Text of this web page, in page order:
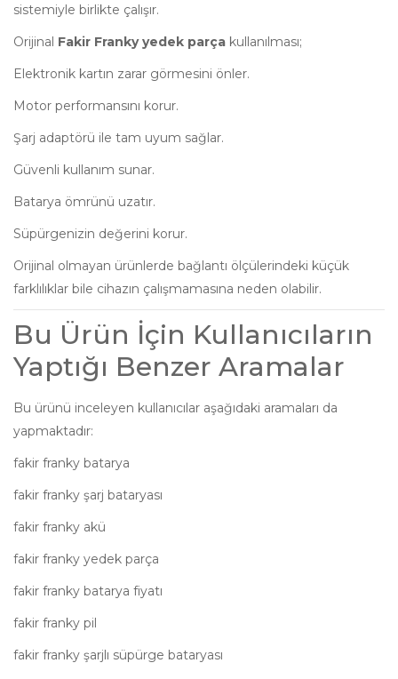
sistemiyle birlikte çalışır.
Orijinal Fakir Franky yedek parça kullanılması;
Elektronik kartın zarar görmesini önler.
Motor performansını korur.
Şarj adaptörü ile tam uyum sağlar.
Güvenli kullanım sunar.
Batarya ömrünü uzatır.
Süpürgenizin değerini korur.
Orijinal olmayan ürünlerde bağlantı ölçülerindeki küçük
farklılıklar bile cihazın çalışmamasına neden olabilir.
Bu Ürün İçin Kullanıcıların
Yaptığı Benzer Aramalar
Bu ürünü inceleyen kullanıcılar aşağıdaki aramaları da
yapmaktadır:
fakir franky batarya
fakir franky şarj bataryası
fakir franky akü
fakir franky yedek parça
fakir franky batarya fiyatı
fakir franky pil
fakir franky şarjlı süpürge bataryası